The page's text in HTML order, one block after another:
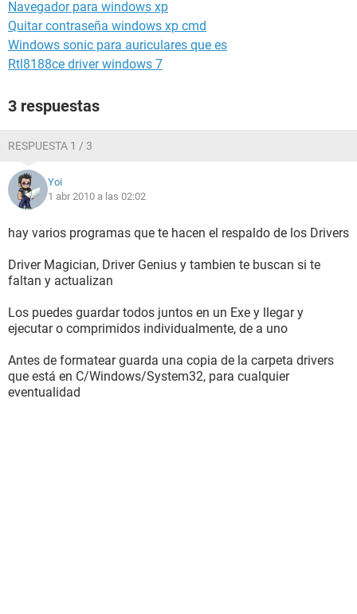
Navegador para windows xp
Quitar contraseña windows xp cmd
Windows sonic para auriculares que es
Rtl8188ce driver windows 7
3 respuestas
RESPUESTA 1 / 3
Yoi
1 abr 2010 a las 02:02
hay varios programas que te hacen el respaldo de los Drivers
Driver Magician, Driver Genius y tambien te buscan si te
faltan y actualizan
Los puedes guardar todos juntos en un Exe y llegar y
ejecutar o comprimidos individualmente, de a uno
Antes de formatear guarda una copia de la carpeta drivers
que está en C/Windows/System32, para cualquier
eventualidad